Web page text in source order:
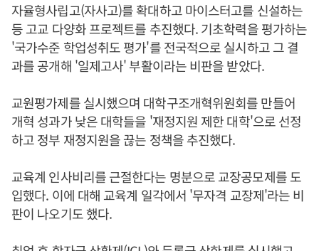
자율형사립고(자사고)를 확대하고 마이스터고를 신설하는
등 고교 다양화 프로젝트를 추진했다. 기초학력을 평가하는
'국가수준 학업성취도 평가'를 전국적으로 실시하고 그 결
과를 공개해 '일제고사' 부활이라는 비판을 받았다.
교원평가제를 실시했으며 대학구조개혁위원회를 만들어
개혁 성과가 낮은 대학들을 '재정지원 제한 대학'으로 선정
하고 정부 재정지원을 끊는 정책을 추진했다.
교육계 인사비리를 근절한다는 명분으로 교장공모제를 도
입했다. 이에 대해 교육계 일각에서 '무자격 교장제'라는 비
판이 나오기도 했다.